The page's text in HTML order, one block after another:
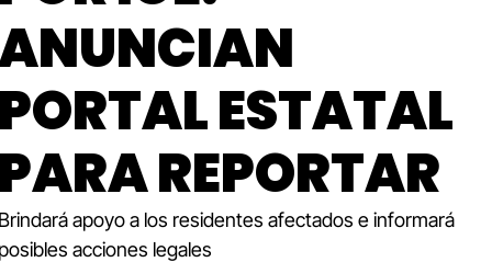
ESTATAL
REPORTAR
apoyo a los residentes afectados e informará
acciones legales